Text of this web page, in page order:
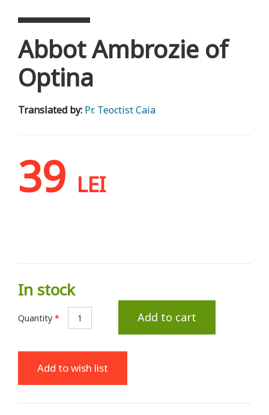
Abbot Ambrozie of
Optina
Translated by: Pr. Teoctist Caia
39 LEI
In stock
Quantity * Add to cart
Add to wish list